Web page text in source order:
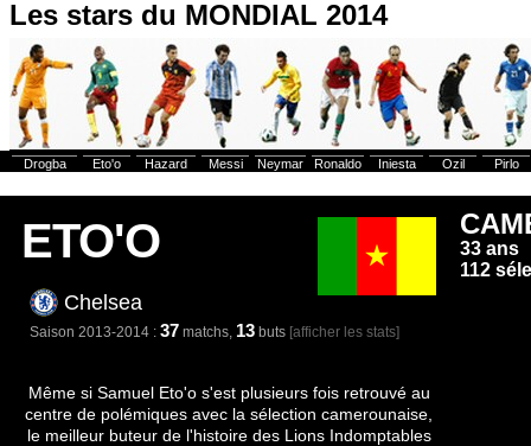
Les stars du MONDIAL 2014
Drogba Eto'o Hazard Messi Neymar Ronaldo Iniesta Ozil Pirlo
ETO'O
Chelsea
Saison 2013-2014 : 37 matchs, 13 buts [afficher les stats]
Même si Samuel Eto'o s'est plusieurs fois retrouvé au
centre de polémiques avec la sélection camerounaise,
le meilleur buteur de l'histoire des Lions Indomptables
33 ans
112